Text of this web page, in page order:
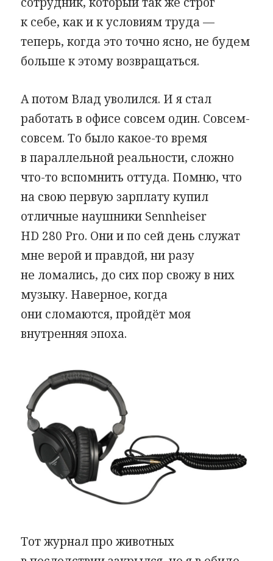
к себе, как и к условиям труда —
теперь, когда это точно ясно, не будем
больше к этому возвращаться.
А потом Влад уволился. И я стал
работать в офисе совсем один. Совсем-
совсем. То было какое-то время
в параллельной реальности, сложно
что-то вспомнить оттуда. Помню, что
на свою первую зарплату купил
отличные наушники Sennheiser
HD 280 Pro. Они и по сей день служат
мне верой и правдой, ни разу
не ломались, до сих пор свожу в них
музыку. Наверное, когда
они сломаются, пройдёт моя
внутренняя эпоха.
Тот журнал про животных